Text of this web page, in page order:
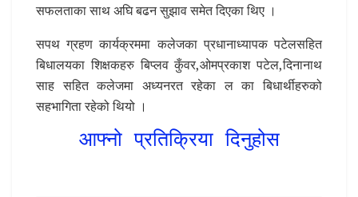
सफलताका साथ अघि बढन सुझाव समेत दिएका थिए ।
सपथ ग्रहण कार्यक्रममा कलेजका प्रधानाध्यापक पटेलसहित
बिधालयका शिक्षकहरु बिप्लव कुँवर,ओमप्रकाश पटेल,दिनानाथ
साह सहित कलेजमा अध्यनरत रहेका ल का बिधार्थीहरुको
सहभागिता रहेको थियो ।
आफ्नो प्रतिक्रिया दिनुहोस